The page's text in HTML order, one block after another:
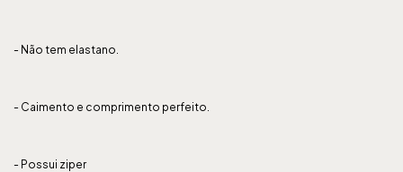
- Não tem elastano.
- Caimento e comprimento perfeito.
- Possui ziper